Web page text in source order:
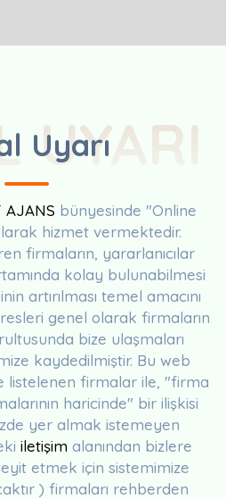
Uyarı
UYARI
AJANS bünyesinde "Online
hizmet vermektedir.
firmaların, yararlanıcılar
kolay bulunabilmesi
artırılması temel amacını
genel olarak firmaların
bize ulaşmaları
kaydedilmiştir. Bu web
listelenen firmalar ile, "firma
haricinde" bir ilişkisi
yer almak istemeyen
iletişim alanından bizlere
etmek için sistemimize
) firmaları rehberden